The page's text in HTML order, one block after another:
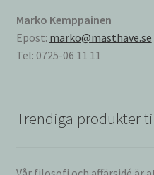
Marko Kemppainen
Epost: marko@masthave.se
Tel: 0725-06 11 11
Trendiga produkter